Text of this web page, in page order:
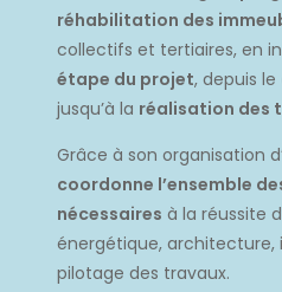
réhabilitation des
collectifs et tertiaires, en
étape du projet, depuis le
jusqu’à la réalisation des
Grâce à son organisation
coordonne l’ensemble
nécessaires à la réussite
énergétique, architecture,
pilotage des travaux.